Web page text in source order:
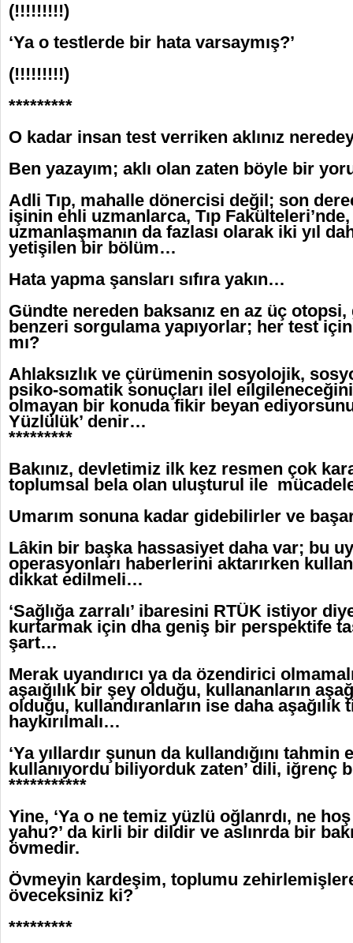
(!!!!!!!!!)
‘Ya o testlerde bir hata varsaymış?’
(!!!!!!!!!)
*********
O kadar insan test verriken aklınız
Ben yazayım; aklı olan zaten böyle bir
Adli Tıp, mahalle dönercisi değil; son
işinin ehli uzmanlarca, Tıp
uzmanlaşmanın da fazlası olarak iki yıl
yetişilen bir bölüm…
Hata yapma şansları sıfıra yakın…
Gündte nereden baksanız en az üç
benzeri sorgulama yapıyorlar; her test için
mı?
Ahlaksızlık ve çürümenin sosyolojik,
psiko-somatik sonuçları ilel
olmayan bir konuda fikir beyan
Yüzlülük’ denir…
*********
Bakınız, devletimiz ilk kez resmen çok
toplumsal bela olan uluşturul ile
Umarım sonuna kadar gidebilirler ve
Lâkin bir başka hassasiyet daha var; bu
operasyonları haberlerini aktarırken
dikkat edilmeli…
‘Sağlığa zarralı’ ibaresini RTÜK istiyor
kurtarmak için dha geniş bir perspektife
şart…
Merak uyandırıcı ya da özendirici
aşaığılık bir şey olduğu, kullananların
olduğu, kullandıranların ise daha aşağılık
haykırılmalı…
‘Ya yıllardır şunun da kullandığını
kullanıyordu biliyorduk zaten’ dili, iğrenç
***********
Yine, ‘Ya o ne temiz yüzlü oğlanrdı, ne hoş
yahu?’ da kirli bir dildir ve aslınrda bir
övmedir.
Övmeyin kardeşim, toplumu
öveceksiniz ki?
*********